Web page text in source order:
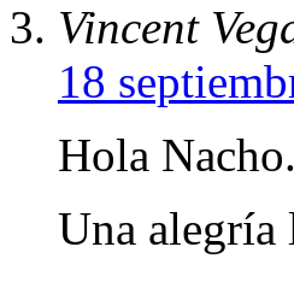
Vincent
18
Hola Nacho.
Una alegría